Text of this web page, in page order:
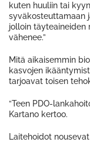
kuten huuliin tai
syväkosteuttamaan
jolloin täyteaineiden
vähenee.”
Mitä aikaisemmin
kasvojen
tarjoavat toisen
“Teen PDO-
Kartano kertoo.
Laitehoidot